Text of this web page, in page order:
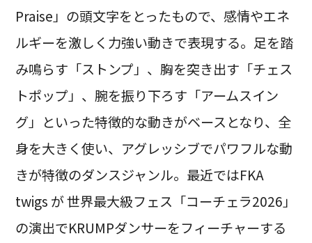
Praise」の頭文字をとったもので、感情やエネ
ルギーを激しく力強い動きで表現する。足を踏
み鳴らす「ストンプ」、胸を突き出す「チェス
トポップ」、腕を振り下ろす「アームスイン
グ」といった特徴的な動きがベースとなり、全
身を大きく使い、アグレッシブでパワフルな動
きが特徴のダンスジャンル。最近ではFKA
twigs が 世界最大級フェス「コーチェラ2026」
の演出でKRUMPダンサーをフィーチャーする